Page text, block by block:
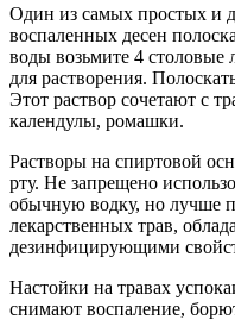
Один из самых простых и
воспаленных десен
воды возьмите 4 столовые
для растворения.
Этот раствор сочетают с
календулы, ромашки.
Растворы на спиртовой
рту. Не запрещено
обычную водку, но лучше
лекарственных трав,
дезинфицирующими
Настойки на травах
снимают воспаление,